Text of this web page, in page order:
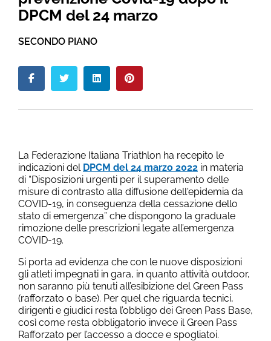
DPCM del 24 marzo
SECONDO PIANO
La Federazione Italiana Triathlon ha recepito le
indicazioni del DPCM del 24 marzo 2022 in materia
di “Disposizioni urgenti per il superamento delle
misure di contrasto alla diffusione dell'epidemia da
COVID-19, in conseguenza della cessazione dello
stato di emergenza” che dispongono la graduale
rimozione delle prescrizioni legate all’emergenza
COVID-19.
Si porta ad evidenza che con le nuove disposizioni
gli atleti impegnati in gara, in quanto attività outdoor,
non saranno più tenuti all’esibizione del Green Pass
(rafforzato o base). Per quel che riguarda tecnici,
dirigenti e giudici resta l’obbligo dei Green Pass Base,
così come resta obbligatorio invece il Green Pass
Rafforzato per l’accesso a docce e spogliatoi.